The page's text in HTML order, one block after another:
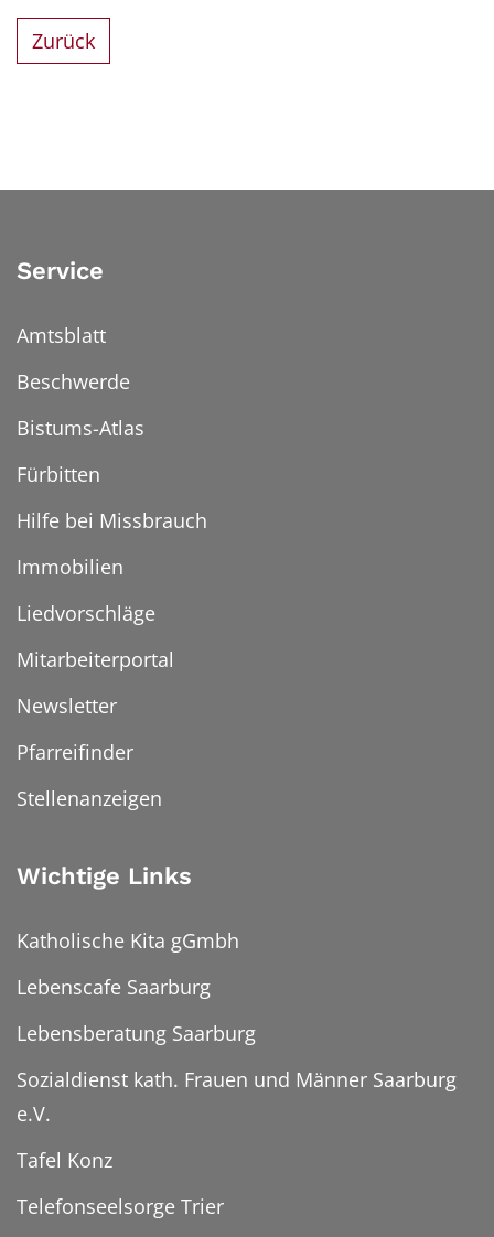
Zurück
Service
Amtsblatt
Beschwerde
Bistums-Atlas
Fürbitten
Hilfe bei Missbrauch
Immobilien
Liedvorschläge
Mitarbeiterportal
Newsletter
Pfarreifinder
Stellenanzeigen
Wichtige Links
Katholische Kita gGmbh
Lebenscafe Saarburg
Lebensberatung Saarburg
Sozialdienst kath. Frauen und Männer Saarburg
e.V.
Tafel Konz
Telefonseelsorge Trier